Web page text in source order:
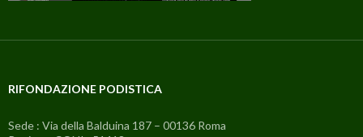
RIFONDAZIONE PODISTICA
Sede : Via della Balduina 187 – 00136 Roma